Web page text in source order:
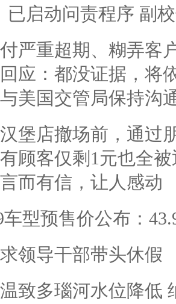
已启动问责程序 副
严重超期、糊弄客
应：都没证据，将
美国交管局保持沟
堡店撤场前，通过
顾客仅剩1元也全
而有信，让人感动
型预售价公布：
领导干部带头休假
致多瑙河水位降低